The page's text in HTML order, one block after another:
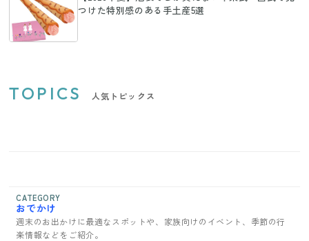
つけた特別感のある手土産5選
TOPICS 人気トピックス
CATEGORY
おでかけ
週末のお出かけに最適なスポットや、家族向けのイベント、季節の行
楽情報などをご紹介。